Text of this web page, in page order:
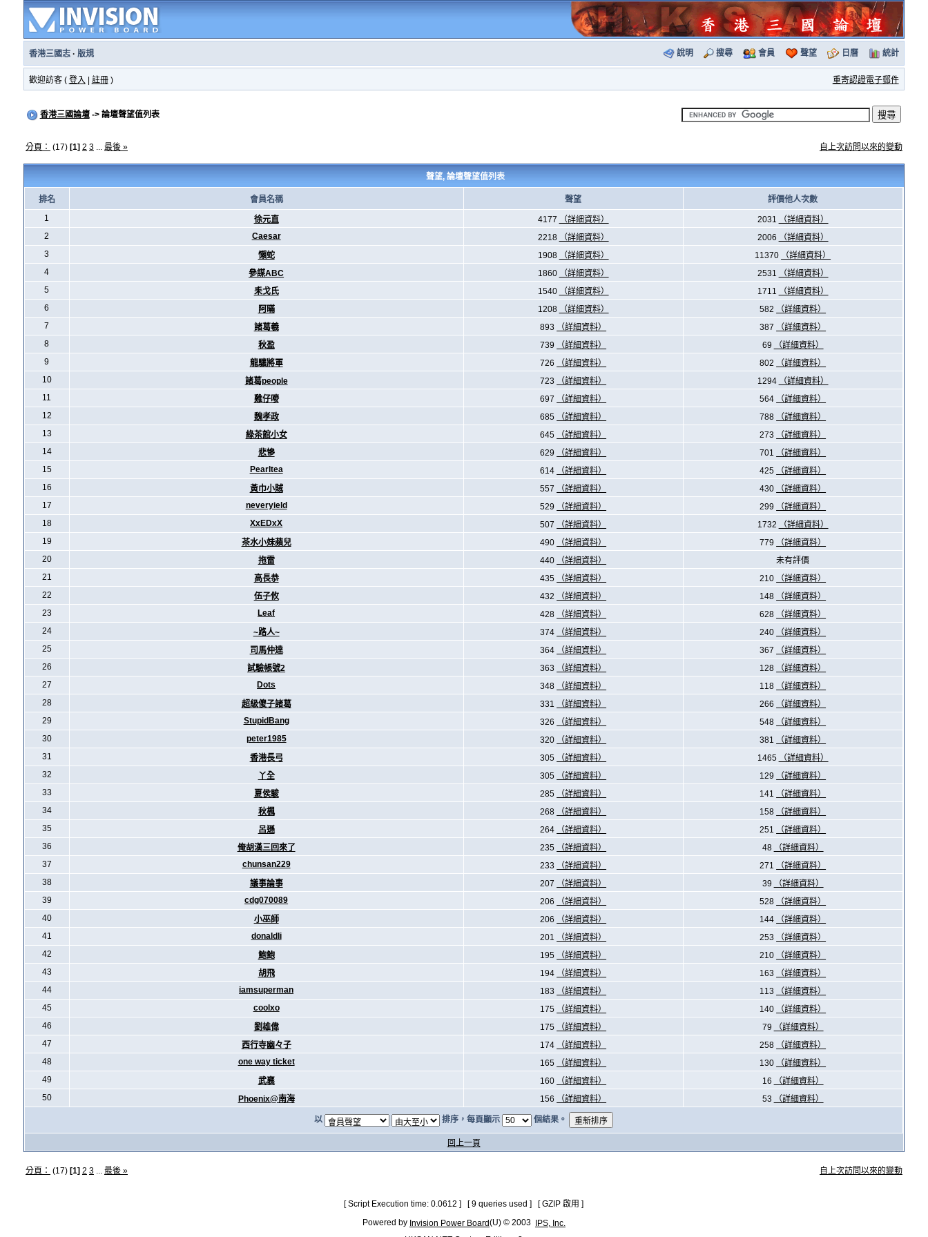
香港三國志· 版規 說明 搜尋 會員 聲望 日曆 統計
歡迎訪客 ( 登入 註冊) 重寄認證電子郵件
香港三國論壇-> 論壇聲望值列表
分頁： (17) [1] 2 3... 最後 » 自上次訪問以來的變動
聲望, 論壇聲望值列表
排名 會員名稱 聲望
評價他人次數
1
徐元直 4177 （詳細資料） 2031
（詳細資料）
2
Caesar 2218 （詳細資料） 2006
（詳細資料）
3
懶蛇 1908 （詳細資料） 11370
（詳細資料）
4
參謀ABC 1860 （詳細資料） 2531
（詳細資料）
5
耒戈氏 1540 （詳細資料） 1711
（詳細資料）
6
阿暪 1208 （詳細資料） 582
（詳細資料）
7
諸葛羲 893 （詳細資料） 387
（詳細資料）
8
秋盈 739 （詳細資料） 69
（詳細資料）
9
龍驤將軍 726 （詳細資料） 802
（詳細資料）
10
諸葛people 723 （詳細資料） 1294
（詳細資料）
11
雞仔嘜 697 （詳細資料） 564
（詳細資料）
12
魏孝政 685 （詳細資料） 788
（詳細資料）
13
綠茶館小女 645 （詳細資料） 273
（詳細資料）
14
悲慘 629 （詳細資料） 701
（詳細資料）
15
Pearltea 614 （詳細資料） 425
（詳細資料）
16
黃巾小賊 557 （詳細資料） 430
（詳細資料）
17
neveryield 529 （詳細資料） 299
（詳細資料）
18
XxEDxX 507 （詳細資料） 1732
（詳細資料）
19
茶水小妹蘋兒 490 （詳細資料） 779
（詳細資料）
20
拖雷 440 （詳細資料）
未有評價
21
高長恭 435 （詳細資料） 210
（詳細資料）
22
伍子攸 432 （詳細資料） 148
（詳細資料）
23
Leaf 428 （詳細資料） 628
（詳細資料）
24
~路人~ 374 （詳細資料） 240
（詳細資料）
25
司馬仲達 364 （詳細資料） 367
（詳細資料）
26
試驗帳號2 363 （詳細資料） 128
（詳細資料）
27
Dots 348 （詳細資料） 118
（詳細資料）
28
超級傻子諸葛 331 （詳細資料） 266
（詳細資料）
29
StupidBang 326 （詳細資料） 548
（詳細資料）
30
peter1985 320 （詳細資料） 381
（詳細資料）
31
香港長弓 305 （詳細資料） 1465
（詳細資料）
32
丫全 305 （詳細資料） 129
（詳細資料）
33
夏侯駿 285 （詳細資料） 141
（詳細資料）
34
秋楓 268 （詳細資料） 158
（詳細資料）
35
呂遜 264 （詳細資料） 251
（詳細資料）
36
俺胡漢三回來了 235 （詳細資料） 48
（詳細資料）
37
chunsan229 233 （詳細資料） 271
（詳細資料）
38
議事論事 207 （詳細資料） 39
（詳細資料）
39
cdg070089 206 （詳細資料） 528
（詳細資料）
40
小巫師 206 （詳細資料） 144
（詳細資料）
41
donaldli 201 （詳細資料） 253
（詳細資料）
42
鮑鮑 195 （詳細資料） 210
（詳細資料）
43
胡飛 194 （詳細資料） 163
（詳細資料）
44
iamsuperman 183 （詳細資料） 113
（詳細資料）
45
coolxo 175 （詳細資料） 140
（詳細資料）
46
劉雄偉 175 （詳細資料） 79
（詳細資料）
47
西行寺幽々子 174 （詳細資料） 258
（詳細資料）
48
one way ticket 165 （詳細資料） 130
（詳細資料）
49
武襄 160 （詳細資料） 16
（詳細資料）
50
Phoenix@南海 156 （詳細資料） 53 （詳細資料）
以 排序，每頁顯示 個結果。
回上一頁
分頁： (17) [1] 2 3... 最後 » 自上次訪問以來的變動
[ Script Execution time: 0.0612 ] [ 9 queries used ] [ GZIP 啟用 ]
Powered by Invision Power Board(U) © 2003
IPS, Inc.